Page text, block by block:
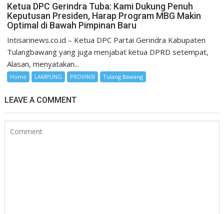
Ketua DPC Gerindra Tuba: Kami Dukung Penuh
Keputusan Presiden, Harap Program MBG Makin
Optimal di Bawah Pimpinan Baru
Intisarinews.co.id – Ketua DPC Partai Gerindra Kabupaten
Tulangbawang yang juga menjabat ketua DPRD setempat,
Alasan, menyatakan...
Home LAMPUNG PROVINSI Tulang Bawang
LEAVE A COMMENT